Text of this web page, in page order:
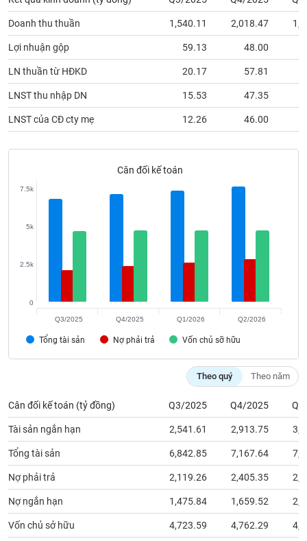
Doanh thu thuần 1,540.11 2,018.47
Lợi nhuận gộp 59.13 48.00
LN thuần từ HĐKD 20.17 57.81
LNST thu nhập DN 15.53 47.35
LNST của CĐ cty mẹ 12.26 46.00
Cân đối kế toán
Tổng tài sản Nợ phải trả Vốn chủ sỡ hữu
0
2.5k
5k
7.5k
Q3/2025 Q4/2025 Q1/2026 Q2/2026
Theo quý Theo năm
Cân đối kế toán (tỷ đồng) Q3/2025 Q4/2025
Tài sản ngắn hạn 2,541.61 2,913.75
Tổng tài sản 6,842.85 7,167.64
Nợ phải trả 2,119.26 2,405.35
Nợ ngắn hạn 1,475.84 1,659.52
Vốn chủ sở hữu 4,723.59 4,762.29
phân
tích
(-)
Thuật
ngữ
(-)
Dịch
vụ
đầu
tư
Truyền
thông
tài
chính